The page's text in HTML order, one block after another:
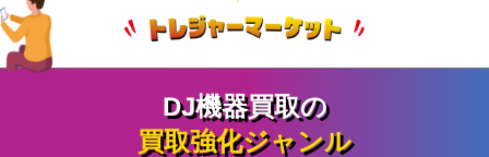
DJ機器買取の
買取強化ジャンル